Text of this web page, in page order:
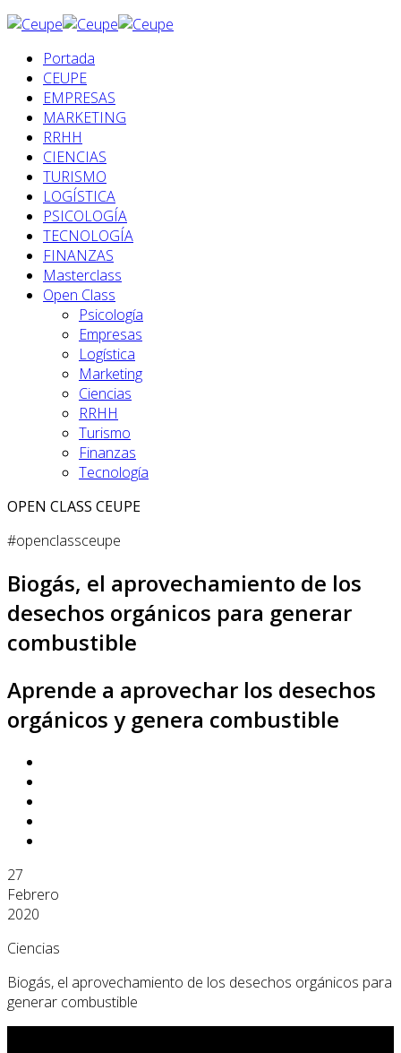
Portada
CEUPE
EMPRESAS
MARKETING
RRHH
CIENCIAS
TURISMO
LOGÍSTICA
PSICOLOGÍA
TECNOLOGÍA
FINANZAS
Masterclass
Open Class
Psicología
Empresas
Logística
Marketing
Ciencias
RRHH
Turismo
Finanzas
Tecnología
OPEN CLASS CEUPE
#openclassceupe
Biogás, el aprovechamiento de los
desechos orgánicos para generar
combustible
Aprende a aprovechar los desechos
orgánicos y genera combustible
27
Febrero
2020
Ciencias
Biogás, el aprovechamiento de los desechos orgánicos para
generar combustible